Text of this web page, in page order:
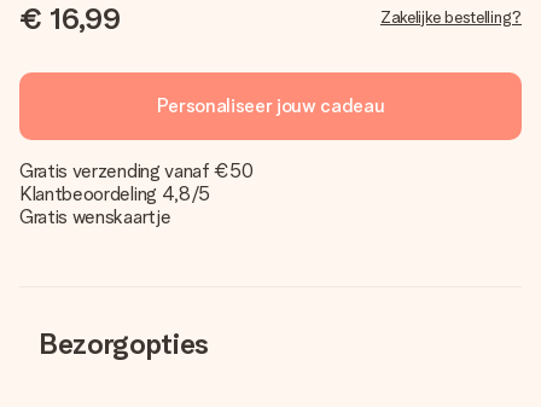
€ 16,99 Zakelijke bestelling?
Personaliseer jouw cadeau
Gratis verzending vanaf €50
Klantbeoordeling 4,8/5
Gratis wenskaartje
Bezorgopties